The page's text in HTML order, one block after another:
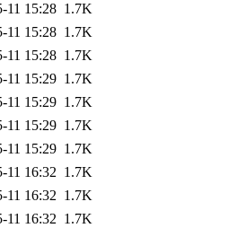
11 15:28 1.7K
11 15:28 1.7K
11 15:28 1.7K
11 15:29 1.7K
11 15:29 1.7K
11 15:29 1.7K
11 15:29 1.7K
11 16:32 1.7K
11 16:32 1.7K
11 16:32 1.7K